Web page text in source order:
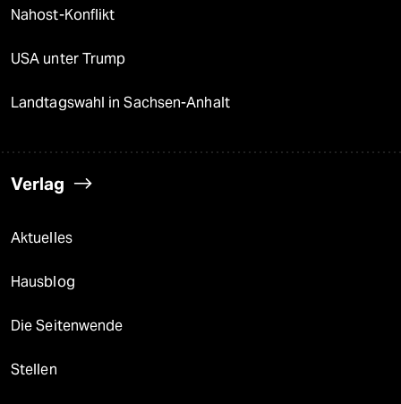
Nahost-Konflikt
USA unter Trump
Landtagswahl in Sachsen-Anhalt
Verlag
Aktuelles
Hausblog
Die Seitenwende
Stellen